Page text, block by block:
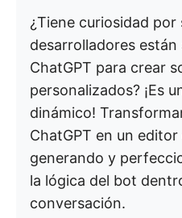
¿Tiene curiosidad
desarrolladores
ChatGPT para crear
personalizados? ¡Es
dinámico!
ChatGPT en un
generando y
la lógica del bot
conversación.